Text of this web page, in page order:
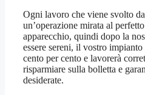
Ogni lavoro che viene svolto
un’operazione mirata al
apparecchio, quindi dopo la
essere sereni, il vostro
cento per cento e lavorerà
risparmiare sulla bolletta e
desiderate.